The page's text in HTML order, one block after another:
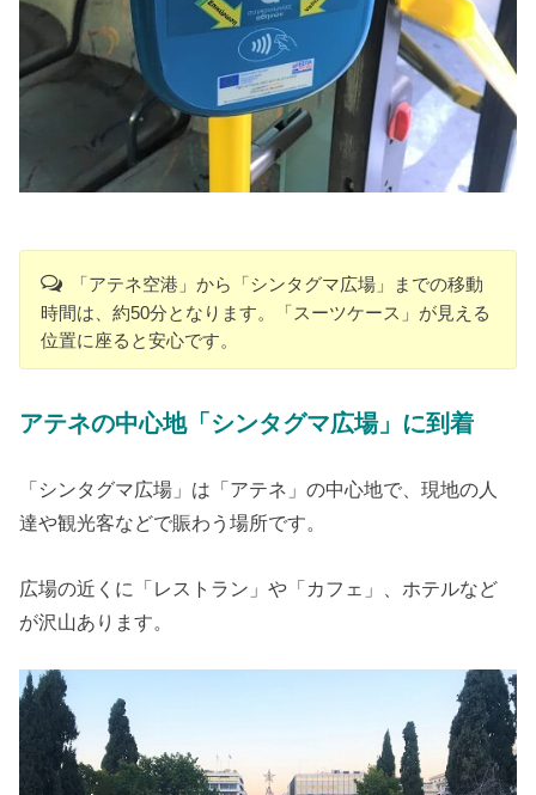
「アテネ空港」から「シンタグマ広場」までの移動
時間は、約50分となります。「スーツケース」が見える
位置に座ると安心です。
アテネの中心地「シンタグマ広場」に到着
「シンタグマ広場」は「アテネ」の中心地で、現地の人
達や観光客などで賑わう場所です。
広場の近くに「レストラン」や「カフェ」、ホテルなど
が沢山あります。